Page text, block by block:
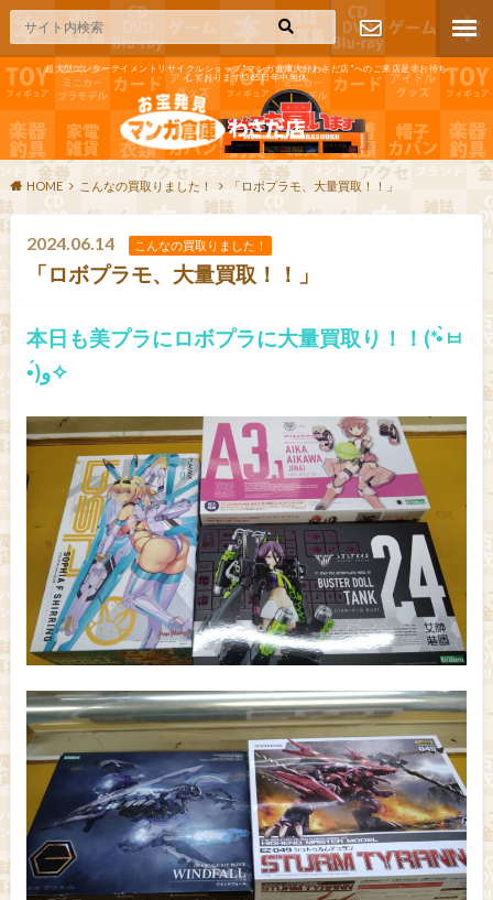
超大型エンターテイメントリサイクルショップ"マンガ倉庫大分わさだ店"へのご来店是非お待ち
しております!365日年中無休
お問い合わ
せ
HOME こんなの買取りました！ 「ロボプラモ、大量買取！！」
2024.06.14 こんなの買取りました！
「ロボプラモ、大量買取！！」
本日も美プラにロボプラに大量買取り！！(*•̀ㅂ
•́)و✧